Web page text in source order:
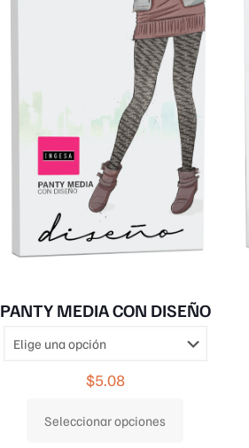
se
pueden
elegir
en
la
página
de
producto
PANTY MEDIA CON DISEÑO
$5.08
Seleccionar opciones